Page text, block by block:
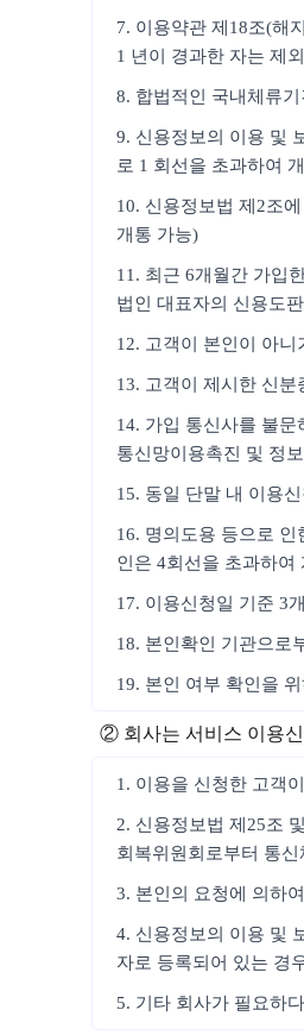
7. 이용약관 제18조(해
1 년이 경과한 자는 제
8. 합법적인 국내체류
9. 신용정보의 이용 및
로 1 회선을 초과하여
10. 신용정보법 제2조
개통 가능)
11. 최근 6개월간 가입
법인 대표자의 신용도
12. 고객이 본인이 아
13. 고객이 제시한 신
14. 가입 통신사를 불
통신망이용촉진 및 정
15. 동일 단말 내 이용
16. 명의도용 등으로
인은 4회선을 초과하여
17. 이용신청일 기준 3
18. 본인확인 기관으로
19. 본인 여부 확인을
② 회사는 서비스 이용
1. 이용을 신청한 고객
2. 신용정보법 제25조
회복위원회로부터 통
3. 본인의 요청에 의하
4. 신용정보의 이용 및
자로 등록되어 있는 경
5. 기타 회사가 필요하